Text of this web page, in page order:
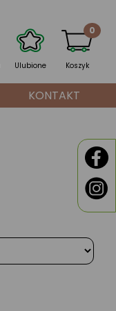
Ulubione Koszyk
0
KONTAKT